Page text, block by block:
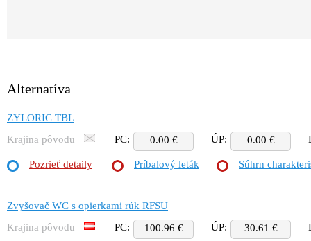
Alternatíva
ZYLORIC TBL
Krajina pôvodu
PC: 0.00 € ÚP: 0.00 €
Pozrieť detaily Príbalový leták Súhrn
Zvyšovač WC s opierkami rúk RFSU
Krajina pôvodu
PC: 100.96 € ÚP: 30.61 €